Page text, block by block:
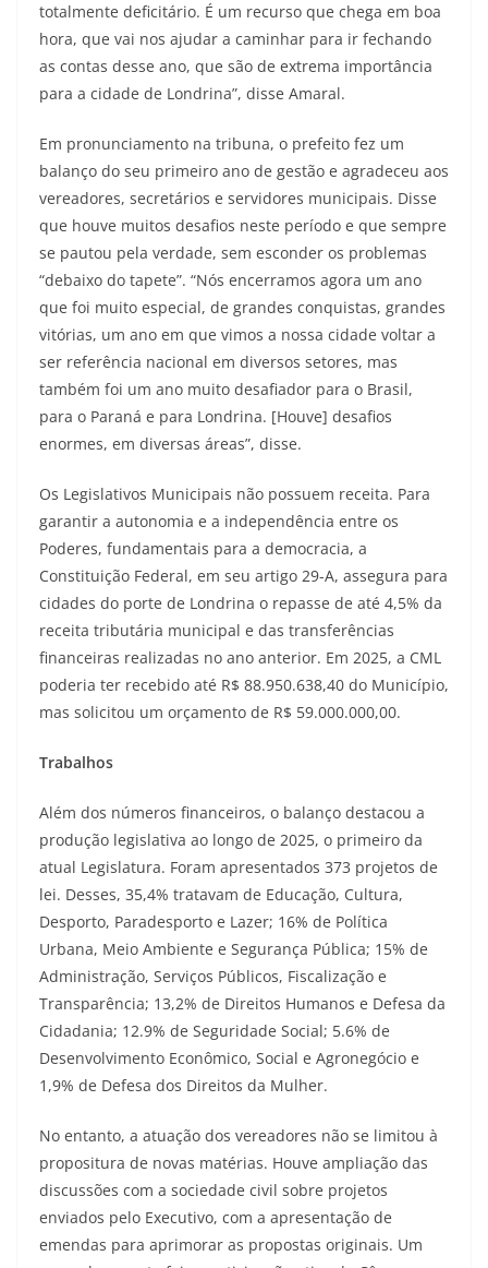
totalmente deficitário. É um recurso que chega em boa
hora, que vai nos ajudar a caminhar para ir fechando
as contas desse ano, que são de extrema importância
para a cidade de Londrina”, disse Amaral.
Em pronunciamento na tribuna, o prefeito fez um
balanço do seu primeiro ano de gestão e agradeceu aos
vereadores, secretários e servidores municipais. Disse
que houve muitos desafios neste período e que sempre
se pautou pela verdade, sem esconder os problemas
“debaixo do tapete”. “Nós encerramos agora um ano
que foi muito especial, de grandes conquistas, grandes
vitórias, um ano em que vimos a nossa cidade voltar a
ser referência nacional em diversos setores, mas
também foi um ano muito desafiador para o Brasil,
para o Paraná e para Londrina. [Houve] desafios
enormes, em diversas áreas”, disse.
Os Legislativos Municipais não possuem receita. Para
garantir a autonomia e a independência entre os
Poderes, fundamentais para a democracia, a
Constituição Federal, em seu artigo 29-A, assegura para
cidades do porte de Londrina o repasse de até 4,5% da
receita tributária municipal e das transferências
financeiras realizadas no ano anterior. Em 2025, a CML
poderia ter recebido até R$ 88.950.638,40 do Município,
mas solicitou um orçamento de R$ 59.000.000,00.
Trabalhos
Além dos números financeiros, o balanço destacou a
produção legislativa ao longo de 2025, o primeiro da
atual Legislatura. Foram apresentados 373 projetos de
lei. Desses, 35,4% tratavam de Educação, Cultura,
Desporto, Paradesporto e Lazer; 16% de Política
Urbana, Meio Ambiente e Segurança Pública; 15% de
Administração, Serviços Públicos, Fiscalização e
Transparência; 13,2% de Direitos Humanos e Defesa da
Cidadania; 12.9% de Seguridade Social; 5.6% de
Desenvolvimento Econômico, Social e Agronegócio e
1,9% de Defesa dos Direitos da Mulher.
No entanto, a atuação dos vereadores não se limitou à
propositura de novas matérias. Houve ampliação das
discussões com a sociedade civil sobre projetos
enviados pelo Executivo, com a apresentação de
emendas para aprimorar as propostas originais. Um